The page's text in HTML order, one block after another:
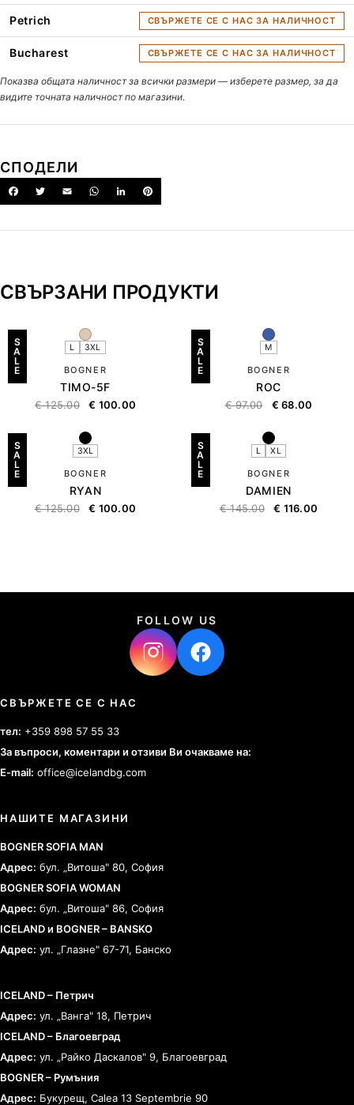
Petrich СВЪРЖЕТЕ СЕ С НАС ЗА НАЛИЧНОСТ
Bucharest СВЪРЖЕТЕ СЕ С НАС ЗА НАЛИЧНОСТ
Показва общата наличност за всички размери — изберете размер, за да
видите точната наличност по магазини.
СПОДЕЛИ
СВЪРЗАНИ ПРОДУКТИ
S
A
L
E
L 3XL
BOGNER
TIMO-5F
€125.00 € 100.00
S
A
L
E
M
BOGNER
ROC
€97.00 € 68.00
S
A
L
E
3XL
BOGNER
RYAN
€125.00 € 100.00
S
A
L
E
L XL
BOGNER
DAMIEN
€145.00 € 116.00
FOLLOW US
СВЪРЖЕТЕ СЕ С НАС
тел: +359 898 57 55 33
За въпроси, коментари и отзиви Ви очакваме на:
E-mail: office@icelandbg.com
НАШИТЕ МАГАЗИНИ
BOGNER SOFIA MAN
Адрес: бул. „Витоша" 80, София
BOGNER SOFIA WOMAN
Адрес: бул. „Витоша" 86, София
ICELAND и BOGNER – BANSKO
Адрес: ул. „Глазне" 67-71, Банско
ICELAND – Петрич
Адрес: ул. „Ванга" 18, Петрич
ICELAND – Благоевград
Адрес: ул. „Райко Даскалов" 9, Благоевград
BOGNER – Румъния
Адрес: Букурещ, Calea 13 Septembrie 90